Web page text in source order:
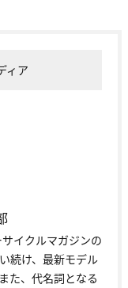
ィア
イクルマガジンの
続け、最新モデル
た、代名詞となる